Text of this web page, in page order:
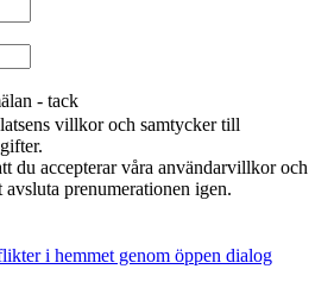
- tack
villkor och samtycker till
du accepterar våra användarvillkor och
prenumerationen igen.
i hemmet genom öppen dialog